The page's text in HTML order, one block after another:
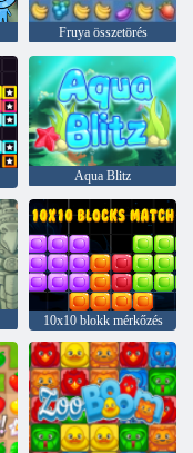
Fruya összetörés
Aqua Blitz
10x10 blokk mérkőzés